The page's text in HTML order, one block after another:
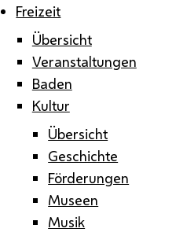
Freizeit
Übersicht
Veranstaltungen
Baden
Kultur
Übersicht
Geschichte
Förderungen
Museen
Musik